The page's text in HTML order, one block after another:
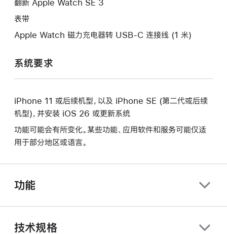
窗
翻新 Apple Watch SE 3
表带
Apple Watch 磁力充电器转 USB-C 连接线 (1 米)
系统要求
iPhone 11 或后续机型，以及 iPhone SE (第二代或后续
机型)，并安装 iOS 26 或更新系统
功能可能会有所变化。某些功能、应用软件和服务可能仅适
用于部分地区或语言。
功能
技术规格